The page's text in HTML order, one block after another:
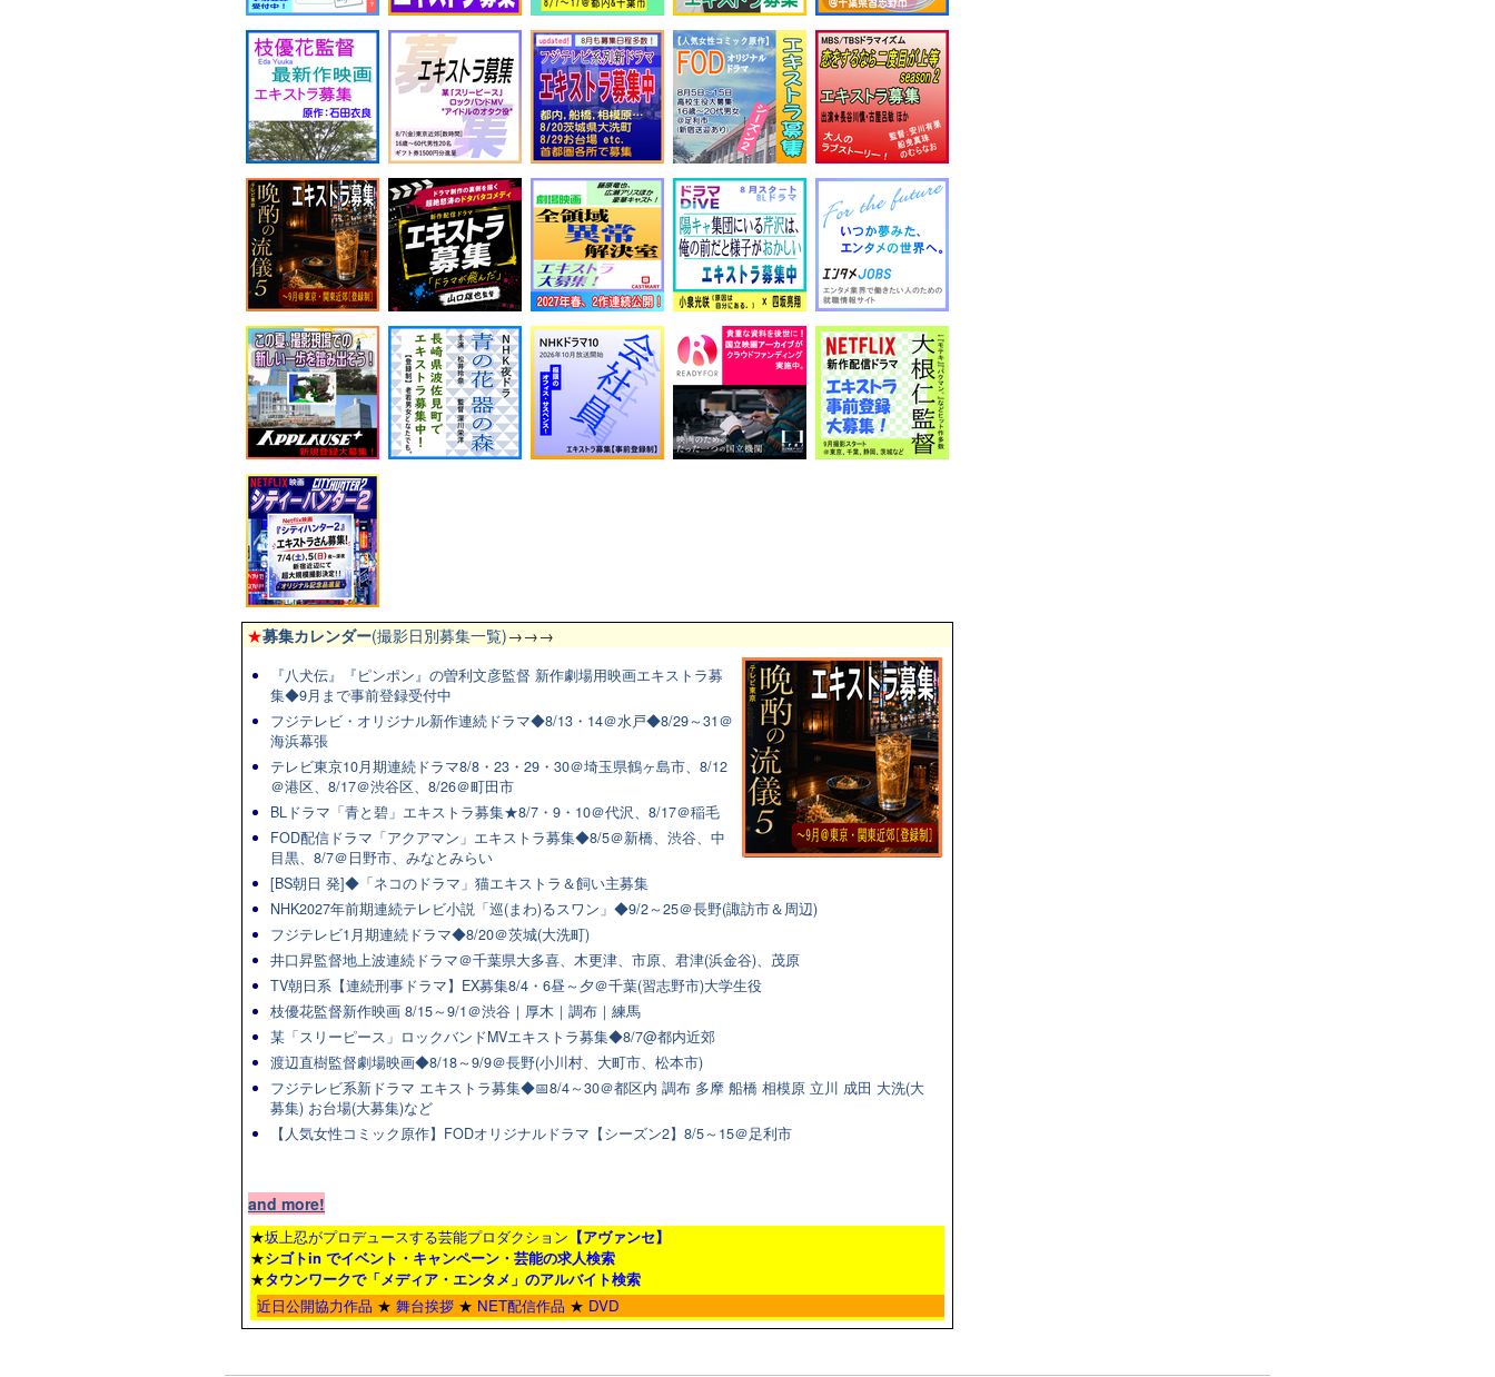
★募集カレンダー(撮影日別募集一覧)→→→
『八犬伝』『ピンポン』の曽利文彦監督 新作劇場用映画エキストラ募
集◆9月まで事前登録受付中
フジテレビ・オリジナル新作連続ドラマ◆8/13・14＠水戸◆8/29～31＠
海浜幕張
テレビ東京10月期連続ドラマ8/8・23・29・30＠埼玉県鶴ヶ島市、8/12
＠港区、8/17＠渋谷区、8/26＠町田市
BLドラマ「青と碧」エキストラ募集★8/7・9・10＠代沢、8/17＠稲毛
FOD配信ドラマ「アクアマン」エキストラ募集◆8/5＠新橋、渋谷、中
目黒、8/7＠日野市、みなとみらい
[BS朝日 発]◆「ネコのドラマ」猫エキストラ＆飼い主募集
NHK2027年前期連続テレビ小説「巡(まわ)るスワン」◆9/2～25＠長野(諏訪市＆周辺)
フジテレビ1月期連続ドラマ◆8/20＠茨城(大洗町)
井口昇監督地上波連続ドラマ＠千葉県大多喜、木更津、市原、君津(浜金谷)、茂原
TV朝日系【連続刑事ドラマ】EX募集8/4・6昼～夕＠千葉(習志野市)大学生役
枝優花監督新作映画 8/15～9/1＠渋谷｜厚木｜調布｜練馬
某「スリーピース」ロックバンドMVエキストラ募集◆8/7@都内近郊
渡辺直樹監督劇場映画◆8/18～9/9＠長野(小川村、大町市、松本市)
フジテレビ系新ドラマ エキストラ募集◆📅8/4～30＠都区内 調布 多摩 船橋 相模原 立川 成田 大洗(大
募集) お台場(大募集)など
【人気女性コミック原作】FODオリジナルドラマ【シーズン2】8/5～15＠足利市
and more!
★坂上忍がプロデュースする芸能プロダクション 【アヴァンセ】
★シゴトin でイベント・キャンペーン・芸能の求人検索
★タウンワークで「メディア・エンタメ」のアルバイト検索
近日公開協力作品 ★ 舞台挨拶 ★ NET配信作品 ★ DVD